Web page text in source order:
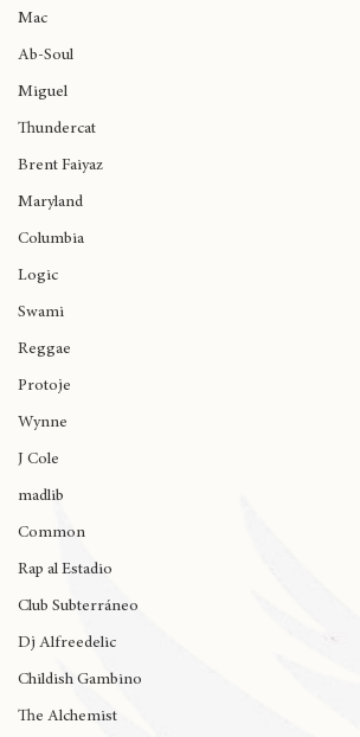
Armani Caesar
Mac
Ab-Soul
Miguel
Thundercat
Brent Faiyaz
Maryland
Columbia
Logic
Swami
Reggae
Protoje
Wynne
J Cole
madlib
Common
Rap al Estadio
Club Subterráneo
Dj Alfreedelic
Childish Gambino